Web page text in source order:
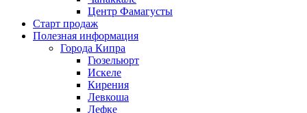
Центр Фамагусты
Старт продаж
Полезная информация
Города Кипра
Гюзельюрт
Искеле
Кирения
Левкоша
Лефке